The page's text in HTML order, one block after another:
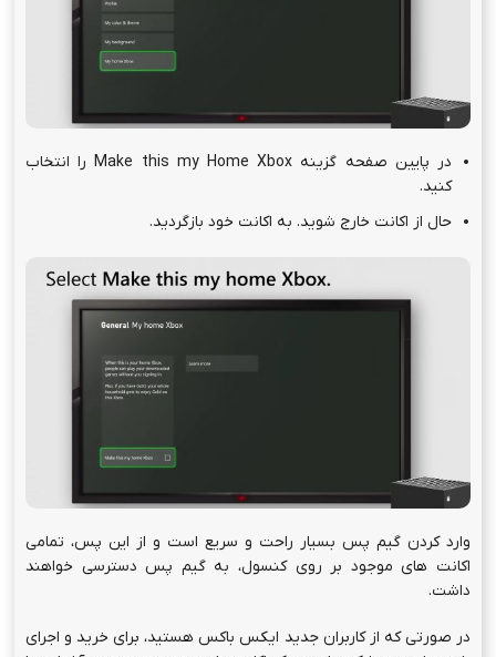
در پایین صفحه گزینه Make this my Home Xbox را انتخاب
کنید.
حال از اکانت خارج شوید. به اکانت خود بازگردید.
وارد کردن گیم پس بسیار راحت و سریع است و از این پس، تمامی
اکانت های موجود بر روی کنسول، به گیم پس دسترسی خواهند
داشت.
در صورتی که از کاربران جدید ایکس باکس هستید، برای خرید و اجرای